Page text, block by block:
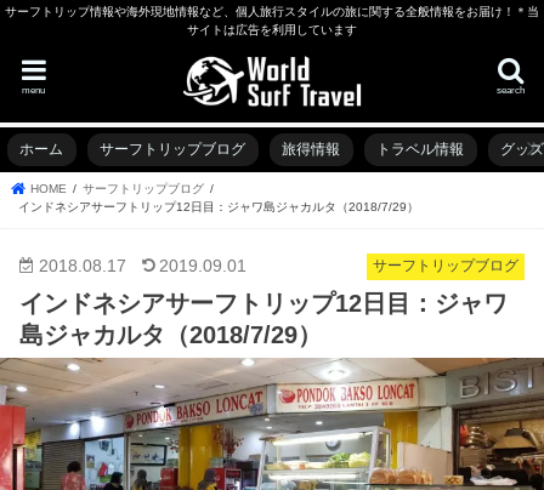
サーフトリップ情報や海外現地情報など、個人旅行スタイルの旅に関する全般情報をお届け！＊当
サイトは広告を利用しています
search
menu
ホーム サーフトリップブログ 旅得情報 トラベル情報 グッ
HOME
サーフトリップブログ
インドネシアサーフトリップ12日目：ジャワ島ジャカルタ（2018/7/29）
サーフトリップブログ
2018.08.17 2019.09.01
インドネシアサーフトリップ12日目：ジャワ
島ジャカルタ（2018/7/29）